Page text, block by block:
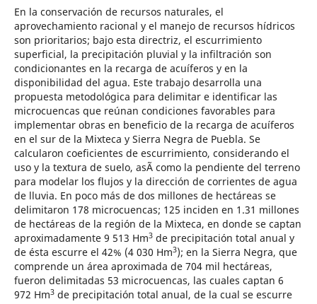
En la conservación de recursos naturales, el
aprovechamiento racional y el manejo de recursos hídricos
son prioritarios; bajo esta directriz, el escurrimiento
superficial, la precipitación pluvial y la infiltración son
condicionantes en la recarga de acuíferos y en la
disponibilidad del agua. Este trabajo desarrolla una
propuesta metodológica para delimitar e identificar las
microcuencas que reúnan condiciones favorables para
implementar obras en beneficio de la recarga de acuíferos
en el sur de la Mixteca y Sierra Negra de Puebla. Se
calcularon coeficientes de escurrimiento, considerando el
uso y la textura de suelo, asÃ­ como la pendiente del terreno
para modelar los flujos y la dirección de corrientes de agua
de lluvia. En poco más de dos millones de hectáreas se
delimitaron 178 microcuencas; 125 inciden en 1.31 millones
de hectáreas de la región de la Mixteca, en donde se captan
aproximadamente 9 513 Hm3de precipitación total anual y
de ésta escurre el 42% (4 030 Hm3); en la Sierra Negra, que
comprende un área aproximada de 704 mil hectáreas,
fueron delimitadas 53 microcuencas, las cuales captan 6
972 Hm3de precipitación total anual, de la cual se escurre